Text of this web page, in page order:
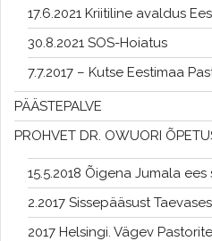
17.6.2021 Kriitiline avaldus
30.8.2021 SOS-Hoiatus
7.7.2017 – Kutse Eestimaa
PÄÄSTEPALVE
PROHVET DR. OWUORI
15.5.2018 Õigena Jumala ees
2.2017 Sissepääsust
2017 Helsingi. Vägev